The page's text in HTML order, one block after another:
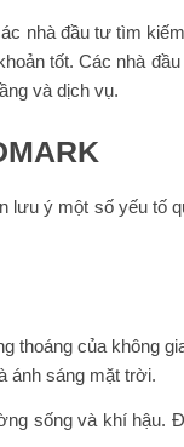
nhà đầu tư tìm
tốt. Các nhà
và dịch vụ.
ý một số yếu tố
của không
ánh sáng mặt trời.
sống và khí hậu.